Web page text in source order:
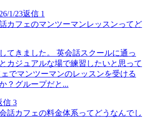
1/23返信 1
カフェのマンツーマンレッスンってど
てきました。 英会話スクールに通っ
カジュアルな場で練習したいと思って
でマンツーマンのレッスンを受ける
？グループだと...
信 3
話カフェの料金体系ってどうなんでし